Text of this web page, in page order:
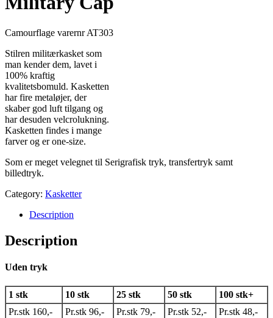
Camourflage varernr AT303
Stilren militærkasket som
man kender dem, lavet i
100% kraftig
kvalitetsbomuld. Kasketten
har fire metaløjer, der
skaber god luft tilgang og
har desuden velcrolukning.
Kasketten findes i mange
farver og er one-size.
Som er meget velegnet til Serigrafisk tryk, transfertryk samt
billedtryk.
Category: Kasketter
Description
Description
Uden tryk
1 stk 10 stk 25 stk 50 stk
100 stk+
Pr.stk 160,-
Pr.stk 96,- Pr.stk 79,- Pr.stk 52,- Pr.stk 48,-